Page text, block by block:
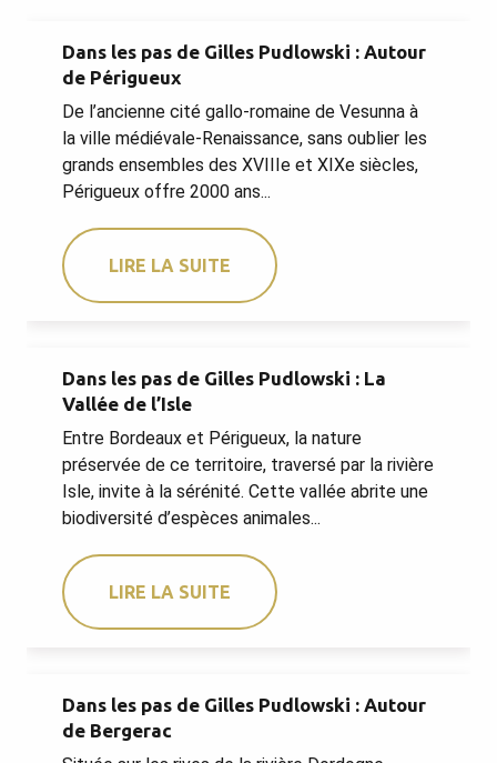
Dans les pas de Gilles Pudlowski : Autour
de Périgueux
De l’ancienne cité gallo-romaine de Vesunna à
la ville médiévale-Renaissance, sans oublier les
grands ensembles des XVIIIe et XIXe siècles,
Périgueux offre 2000 ans...
LIRE LA SUITE
Dans les pas de Gilles Pudlowski : La
Vallée de l’Isle
Entre Bordeaux et Périgueux, la nature
préservée de ce territoire, traversé par la rivière
Isle, invite à la sérénité. Cette vallée abrite une
biodiversité d’espèces animales...
LIRE LA SUITE
Dans les pas de Gilles Pudlowski : Autour
de Bergerac